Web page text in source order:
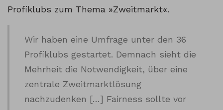
Profiklubs zum Thema »Zweitmarkt«.
Wir haben eine Umfrage unter den 36
Profiklubs gestartet. Demnach sieht die
Mehrheit die Notwendigkeit, über eine
zentrale Zweitmarktlösung
nachzudenken […] Fairness sollte vor